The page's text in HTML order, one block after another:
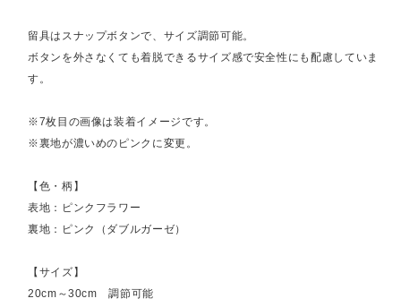
留具はスナップボタンで、サイズ調節可能。
ボタンを外さなくても着脱できるサイズ感で安全性にも配慮していま
す。
※7枚目の画像は装着イメージです。
※裏地が濃いめのピンクに変更。
【色・柄】
表地：ピンクフラワー
裏地：ピンク（ダブルガーゼ）
【サイズ】
20cm～30cm 調節可能